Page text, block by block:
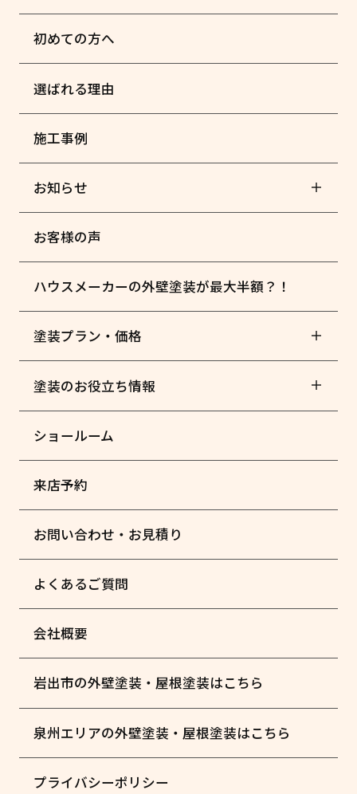
初めての方へ
選ばれる理由
施工事例
お知らせ
お客様の声
ハウスメーカーの外壁塗装が最大半額？！
塗装プラン・価格
塗装のお役立ち情報
ショールーム
来店予約
お問い合わせ・お見積り
よくあるご質問
会社概要
岩出市の外壁塗装・屋根塗装はこちら
泉州エリアの外壁塗装・屋根塗装はこちら
プライバシーポリシー